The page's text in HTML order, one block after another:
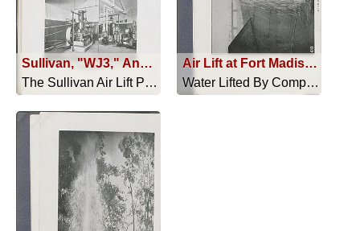
Sullivan, "WJ3," Angle-Compound Air Compressor in the Municipal Water Works at Dickinson, North Dakota
The Sullivan Air Lift Pumping System - 1917
Air Lift at Fort Madison (Iowa) Water Works
Water Lifted By Compressed Air - 1905